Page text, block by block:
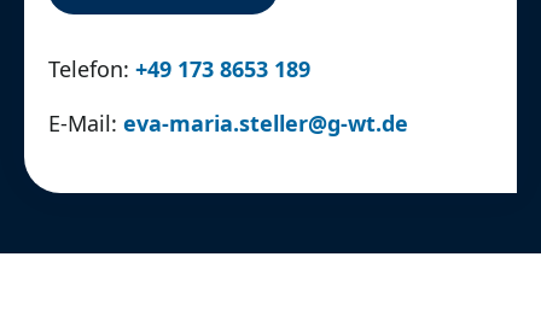
Telefon:+49 173 8653 189
E-Mail:eva-maria.steller@g-wt.de